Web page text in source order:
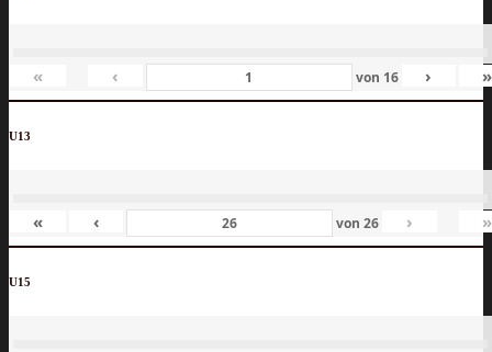
« ‹ von 16 › »
U13
« ‹ von26 › »
U15